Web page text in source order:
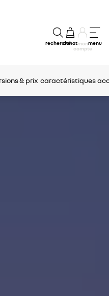
rechercheachatmon
compte
menu
& prix caractéristiques